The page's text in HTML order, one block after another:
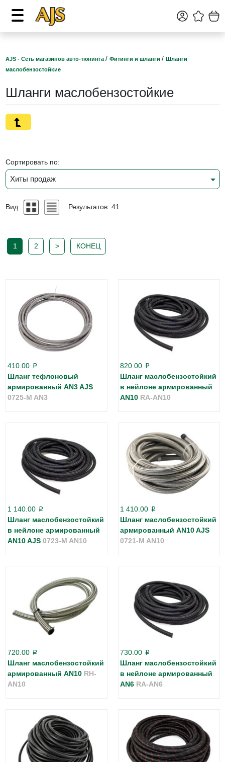
AJS - Сеть магазинов авто-тюнинга / Фитинги и шланги / Шланги
маслобензостойкие
Шланги маслобензостойкие
Сортировать по:
Хиты продаж
Вид Результатов: 41
1 2 > КОНЕЦ
410.00 p
Шланг тефлоновый
армированный AN3 AJS
0725-M AN3
820.00 p
Шланг маслобензостойкий
в нейлоне армированный
AN10 RA-AN10
1 140.00 p
Шланг маслобензостойкий
в нейлоне армированный
AN10 AJS 0723-M AN10
1 410.00 p
Шланг маслобензостойкий
армированный AN10 AJS
0721-M AN10
720.00 p
Шланг маслобензостойкий
армированный AN10 RH-
AN10
730.00 p
Шланг маслобензостойкий
в нейлоне армированный
AN6 RA-AN6